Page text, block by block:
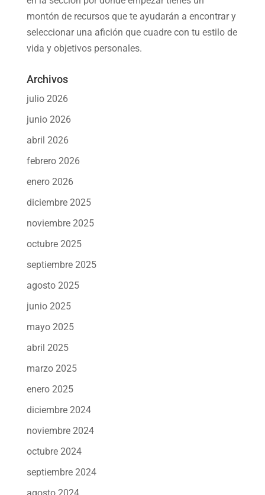
montón de recursos que te ayudarán a encontrar y
seleccionar una afición que cuadre con tu estilo de
vida y objetivos personales.
Archivos
julio 2026
junio 2026
abril 2026
febrero 2026
enero 2026
diciembre 2025
noviembre 2025
octubre 2025
septiembre 2025
agosto 2025
junio 2025
mayo 2025
abril 2025
marzo 2025
enero 2025
diciembre 2024
noviembre 2024
octubre 2024
septiembre 2024
agosto 2024